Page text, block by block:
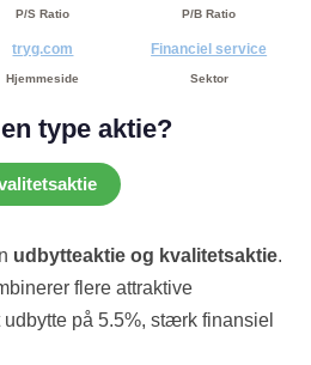
P/S Ratio P/B Ratio
tryg.com
Hjemmeside
Financiel service
Sektor
type aktie?
udbytteaktie og kvalitetsaktie.
flere attraktive
på 5.5%, stærk finansiel